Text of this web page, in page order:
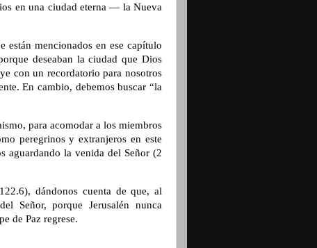
en una ciudad eterna — la Nueva
están mencionados en ese capítulo
deseaban la ciudad que Dios
con un recordatorio para nosotros
En cambio, debemos buscar “la
para acomodar a los miembros
peregrinos y extranjeros en este
aguardando la venida del Señor (2
dándonos cuenta de que, al
Señor, porque Jerusalén nunca
de Paz regrese.